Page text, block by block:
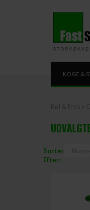
KOGE &
Køl & Frys
Sorter
Efter: